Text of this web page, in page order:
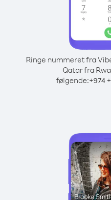
Ringe nummeret fra
Qatar fra
følgende:+974+